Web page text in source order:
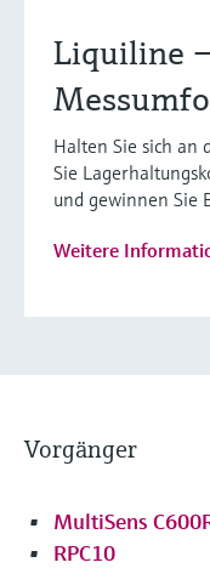
Liquiline
Halten Sie sich an
Sie
und gewinnen Sie
Weitere
Vorgänger
MultiSens
RPC10